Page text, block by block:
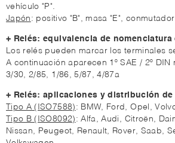
vehículo "P".
Japón : positivo "B", masa "E", conmutador
+ Relés: equivalencia de nomenclatura
Los relés pueden marcar los terminales
A continuación aparecen 1º SAE / 2º DIN
3/30, 2/85, 1/86, 5/87, 4/87a
+ Relés: aplicaciones y distribución
Tipo A (ISO7588) : BMW, Ford, Opel,
Tipo B (ISO8092) : Alfa, Audi, Citroën,
Nissan, Peugeot, Renault, Rover, Saab,